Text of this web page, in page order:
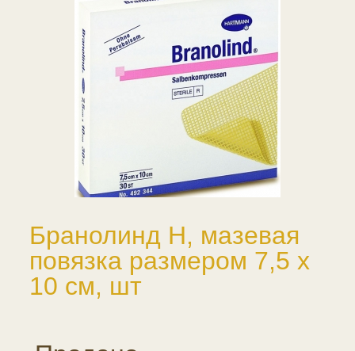
Бранолинд Н, мазевая
повязка размером 7,5 х
10 см, шт